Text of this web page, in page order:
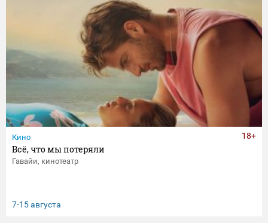
Кино
Всё, что мы потеряли
Гавайи, кинотеатр
7-15 августа
18+